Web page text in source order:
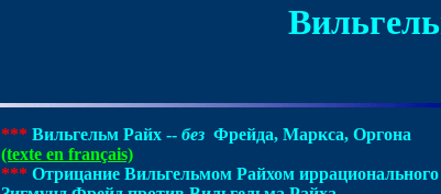
*** Вильгельм Райх -- без Фрейда, Маркса, Оргона
(texte en français)
*** Отрицание Вильгельмом Райхом иррационального